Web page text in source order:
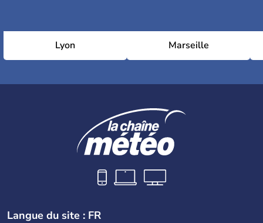
Lyon Marseille
Langue du site : FR